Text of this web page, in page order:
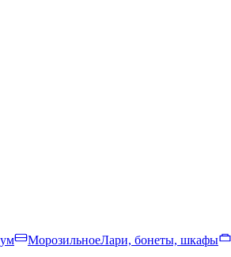
МорозильноеЛари, бонеты, шкафы